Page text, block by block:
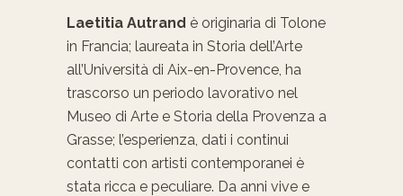
Laetitia Autrand è originaria di Tolone
in Francia; laureata in Storia dell’Arte
all’Università di Aix-en-Provence, ha
trascorso un periodo lavorativo nel
Museo di Arte e Storia della Provenza a
Grasse; l’esperienza, dati i continui
contatti con artisti contemporanei è
stata ricca e peculiare. Da anni vive e